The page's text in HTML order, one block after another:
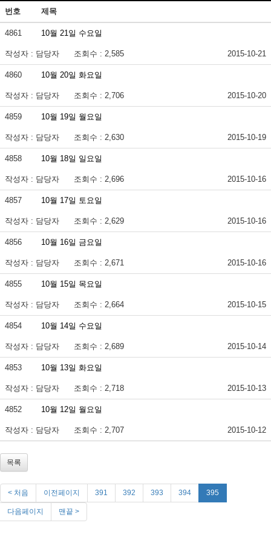
번호 제목
4861 10월 21일 수요일
작성자 : 담당자 조회수 : 2,585 2015-10-21
4860 10월 20일 화요일
작성자 : 담당자 조회수 : 2,706 2015-10-20
4859 10월 19일 월요일
작성자 : 담당자 조회수 : 2,630 2015-10-19
4858 10월 18일 일요일
작성자 : 담당자 조회수 : 2,696 2015-10-16
4857 10월 17일 토요일
작성자 : 담당자 조회수 : 2,629 2015-10-16
4856 10월 16일 금요일
작성자 : 담당자 조회수 : 2,671 2015-10-16
4855 10월 15일 목요일
작성자 : 담당자 조회수 : 2,664 2015-10-15
4854 10월 14일 수요일
작성자 : 담당자 조회수 : 2,689 2015-10-14
4853 10월 13일 화요일
작성자 : 담당자 조회수 : 2,718 2015-10-13
4852 10월 12일 월요일
작성자 : 담당자 조회수 : 2,707 2015-10-12
목록
< 처음 이전페이지 391 392 393 394 395
다음페이지 맨끝 >